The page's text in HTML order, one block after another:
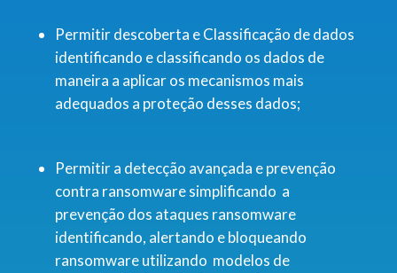
Permitir descoberta e Classificação de dados
identificando e classificando os dados de
maneira a aplicar os mecanismos mais
adequados a proteção desses dados;
Permitir a detecção avançada e prevenção
contra ransomware simplificando a
prevenção dos ataques ransomware
identificando, alertando e bloqueando
ransomware utilizando modelos de